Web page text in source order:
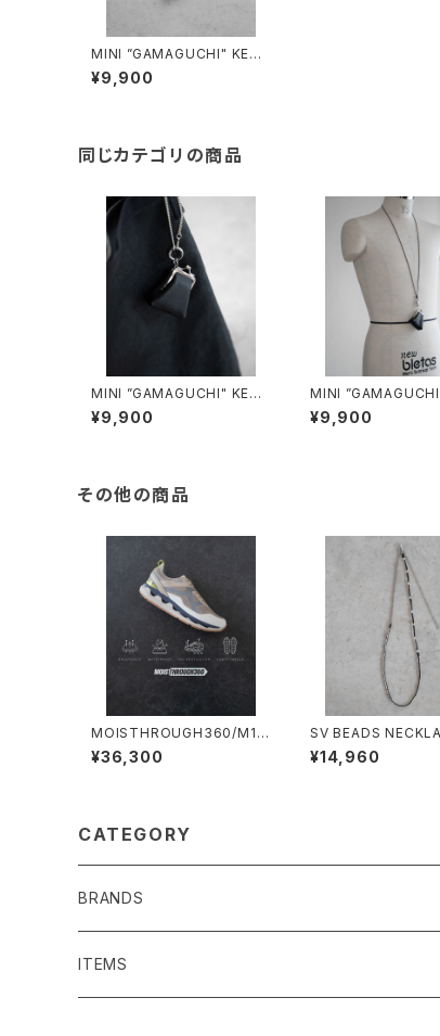
MINI ”GAMAGUCHI" KEYC
HAIN/3045#1/ミニがま口キ
ーチェーン
¥9,900
同じカテゴリの商品
MINI ”GAMAGUCHI" KEYC
HAIN/3051#1/ミニがま口キ
ーチェーン
¥9,900
MINI
STRAP/3046#1/ミ
ネックストラップ
¥9,900
その他の商品
MOISTHROUGH360/M111
9M#3/特許取得・通気防水シ
ステム採用”モイスルー36
¥36,300
SV BEADS
ACELET×AMP
1#3/シルバービーズネ
¥14,960
CATEGORY
BRANDS
SENTI FLATTER THE SENSES
ITEMS